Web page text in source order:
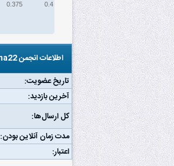
0.375 0.4
اطلاعات انجمن nima22
تاریخ عضویت:
آخرین بازدید:
کل ارسال‌ها:
مدت زمان آنلاین بودن:
اعتبار: